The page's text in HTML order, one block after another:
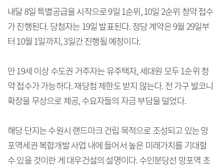
내달 8일 특별공급을 시작으로 9일 1순위, 10일 2순위 청약 접수
가 진행된다. 당첨자는 19일 발표된다. 정당 계약은 9월 29일부
터 10월 1일까지, 3일간 진행될 예정이다.
만 19세 이상 수도권 거주자는 유주택자, 세대원 모두 1순위 청
약 접수가 가능하다. 재당첨 제한도 받지 않는다. 전 가구 발코니
확장을 무상으로 제공, 수요자들의 자금 부담을 덜었다.
해당 단지는 수원시 랜드마크 건립 목적으로 조성되고 있는 망
포역세권 복합개발 사업 내에 들어서 높은 미래가치를 기대할
수 있을 것이란 게 대우건설의 설명이다. 수인분당선 망포역 초